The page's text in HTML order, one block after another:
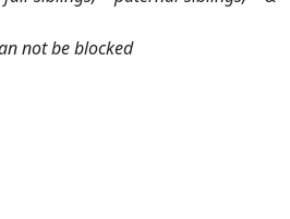
not be blocked